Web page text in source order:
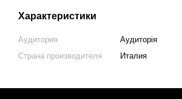
Характеристики
Аудитория
Аудиторія
Страна производителя
Италия